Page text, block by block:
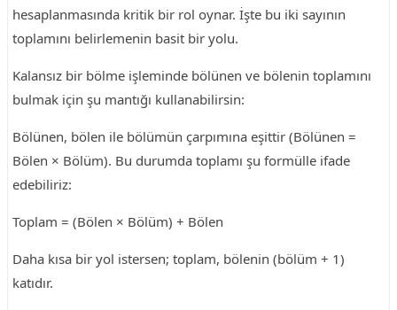
hesaplanmasında kritik bir rol oynar. İşte bu iki sayının
toplamını belirlemenin basit bir yolu.
Kalansız bir bölme işleminde bölünen ve bölenin toplamını
bulmak için şu mantığı kullanabilirsin:
Bölünen, bölen ile bölümün çarpımına eşittir (Bölünen =
Bölen × Bölüm). Bu durumda toplamı şu formülle ifade
edebiliriz:
Toplam = (Bölen × Bölüm) + Bölen
Daha kısa bir yol istersen; toplam, bölenin (bölüm + 1)
katıdır.